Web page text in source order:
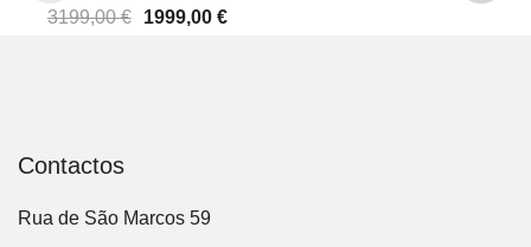
3199,00€
O
1999,00 €O
Contactos
Rua de São Marcos 59